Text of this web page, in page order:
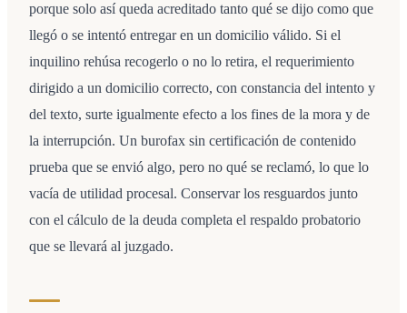
porque solo así queda acreditado tanto qué se dijo como que
llegó o se intentó entregar en un domicilio válido. Si el
inquilino rehúsa recogerlo o no lo retira, el requerimiento
dirigido a un domicilio correcto, con constancia del intento y
del texto, surte igualmente efecto a los fines de la mora y de
la interrupción. Un burofax sin certificación de contenido
prueba que se envió algo, pero no qué se reclamó, lo que lo
vacía de utilidad procesal. Conservar los resguardos junto
con el cálculo de la deuda completa el respaldo probatorio
que se llevará al juzgado.